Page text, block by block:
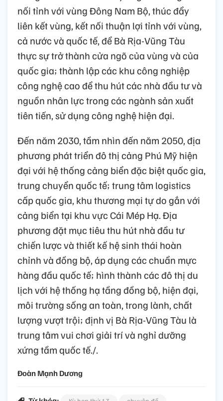
nối tỉnh với vùng Đông Nam Bộ, thúc đẩy
liên kết vùng, kết nối thuận lợi tỉnh với vùng,
cả nước và quốc tế, để Bà Rịa-Vũng Tàu
thực sự trở thành cửa ngõ của vùng và của
quốc gia; thành lập các khu công nghiệp
công nghệ cao để thu hút các nhà đầu tư và
nguồn nhân lực trong các ngành sản xuất
tiên tiến, sử dụng công nghệ hiện đại.
Đến năm 2030, tầm nhìn đến năm 2050, địa
phương phát triển đô thị cảng Phú Mỹ hiện
đại với hệ thống cảng biển đặc biệt quốc gia,
trung chuyển quốc tế; trung tâm logistics
cấp quốc gia, khu thương mại tự do gắn với
cảng biển tại khu vực Cái Mép Hạ. Địa
phương đặt mục tiêu thu hút nhà đầu tư
chiến lược và thiết kế hệ sinh thái hoàn
chỉnh và đồng bộ, áp dụng các chuẩn mực
hàng đầu quốc tế; hình thành các đô thị du
lịch với hệ thống hạ tầng đồng bộ, hiện đại,
môi trường sống an toàn, trong lành, chất
lượng vượt trội; định vị Bà Rịa-Vũng Tàu là
trung tâm vui chơi giải trí và nghỉ dưỡng
xứng tầm quốc tế./.
Đoàn Mạnh Dương